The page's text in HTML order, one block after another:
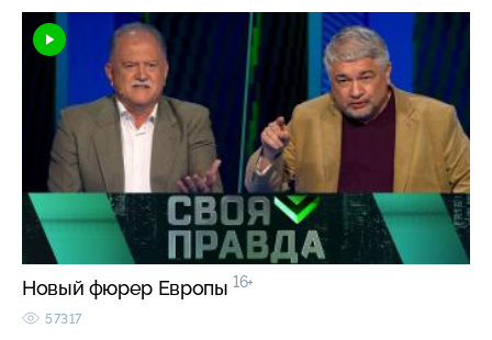
Новый фюрер Европы 16+
57317